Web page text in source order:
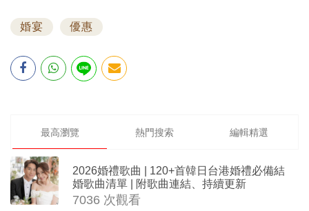
婚宴 優惠
最高瀏覽 熱門搜索 編輯精選
2026婚禮歌曲 | 120+首韓日台港婚禮必備結
婚歌曲清單 | 附歌曲連結、持續更新
7036 次觀看